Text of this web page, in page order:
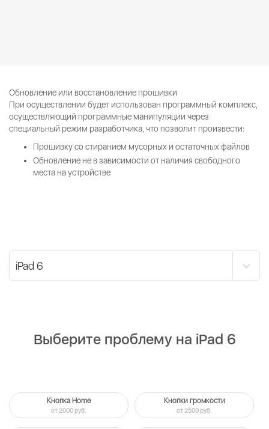
Обновление или восстановление прошивки
При осуществлении будет использован программный комплекс,
осуществляющий программные манипуляции через
специальный режим разработчика, что позволит произвести:
Прошивку со стиранием мусорных и остаточных файлов
Обновление не в зависимости от наличия свободного
места на устройстве
Выберите проблему на iPad 6
Кнопка Home
от 2000 руб.
Кнопки громкости
от 2500 руб.